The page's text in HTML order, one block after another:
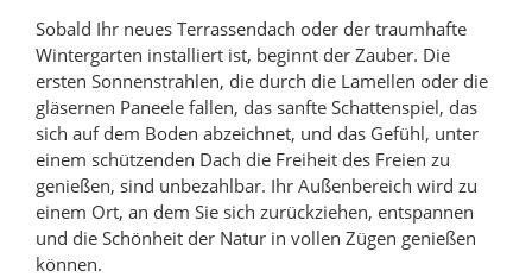
Sobald Ihr neues Terrassendach oder der traumhafte
Wintergarten installiert ist, beginnt der Zauber. Die
ersten Sonnenstrahlen, die durch die Lamellen oder die
gläsernen Paneele fallen, das sanfte Schattenspiel, das
sich auf dem Boden abzeichnet, und das Gefühl, unter
einem schützenden Dach die Freiheit des Freien zu
genießen, sind unbezahlbar. Ihr Außenbereich wird zu
einem Ort, an dem Sie sich zurückziehen, entspannen
und die Schönheit der Natur in vollen Zügen genießen
können.